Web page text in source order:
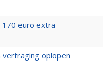
170 euro extra
vertraging oplopen